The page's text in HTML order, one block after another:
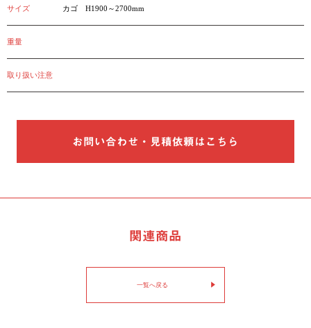
サイズ カゴ H1900～2700mm
重量
取り扱い注意
お問い合わせ・見積依頼はこちら
関連商品
一覧へ戻る